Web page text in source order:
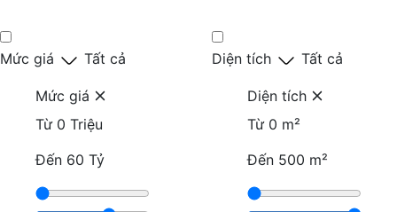
Mức giá Tất cả
Mức giá
Từ 0 Triệu
Đến 60 Tỷ
Diện tích Tất cả
Diện tích
Từ 0 m²
Đến 500 m²